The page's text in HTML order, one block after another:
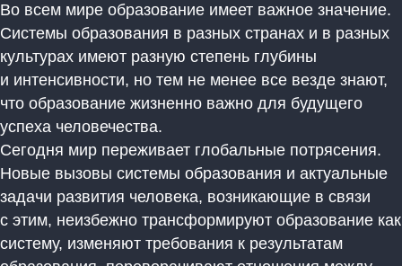
Во всем мире образование имеет важное значение.
Системы образования в разных странах и в разных
культурах имеют разную степень глубины
и интенсивности, но тем не менее все везде знают,
что образование жизненно важно для будущего
успеха человечества.
Сегодня мир переживает глобальные потрясения.
Новые вызовы системы образования и актуальные
задачи развития человека, возникающие в связи
с этим, неизбежно трансформируют образование как
систему, изменяют требования к результатам